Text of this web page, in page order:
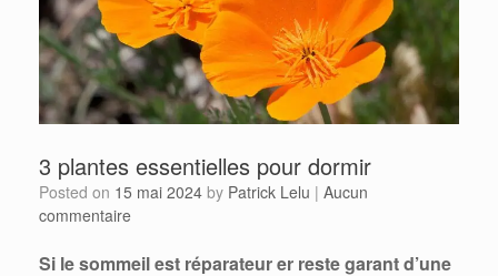
3 plantes essentielles pour dormir
Posted on 15 mai 2024 by Patrick Lelu | Aucun
commentaire
Si le sommeil est réparateur er reste garant d’une